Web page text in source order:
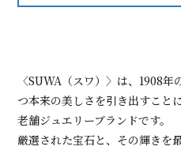
〈SUWA（スワ）〉は、1908
つ本来の美しさを引き出すこと
老舗ジュエリーブランドです。
厳選された宝石と、その輝きを